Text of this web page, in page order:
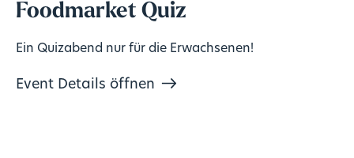
Foodmarket Quiz
Ein Quizabend nur für die Erwachsenen!
Event Details öffnen